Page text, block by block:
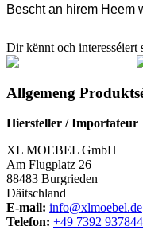
Bescht an hirem Heem
Dir kënnt och interesséiert
Allgemeng
Hiersteller / Importateur
XL MOEBEL GmbH
Am Flugplatz 26
88483 Burgrieden
Däitschland
E-mail: info@xlmoebel.de
Telefon: +49 7392